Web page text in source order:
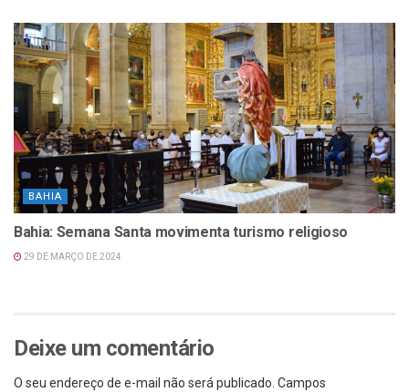
BAHIA
Bahia: Semana Santa movimenta turismo religioso
29 DE MARÇO DE 2024
Deixe um comentário
O seu endereço de e-mail não será publicado. Campos